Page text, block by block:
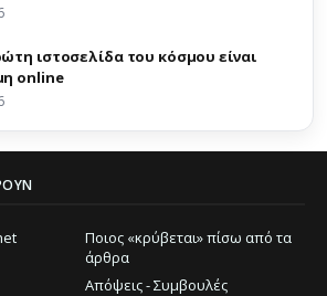
ιστοσελίδα του κόσμου είναι
online
Ποιος «κρύβεται» πίσω από τα
άρθρα
Απόψεις - Συμβουλές